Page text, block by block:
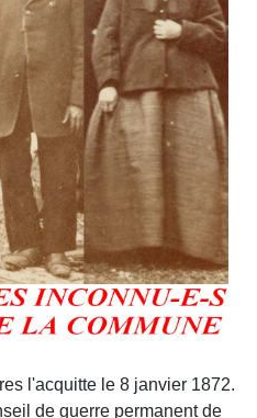
l'acquitte le 8 janvier 1872.
de guerre permanent de